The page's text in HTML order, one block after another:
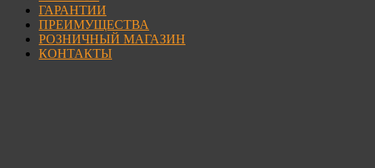
ГАРАНТИИ
ПРЕИМУЩЕСТВА
РОЗНИЧНЫЙ МАГАЗИН
КОНТАКТЫ